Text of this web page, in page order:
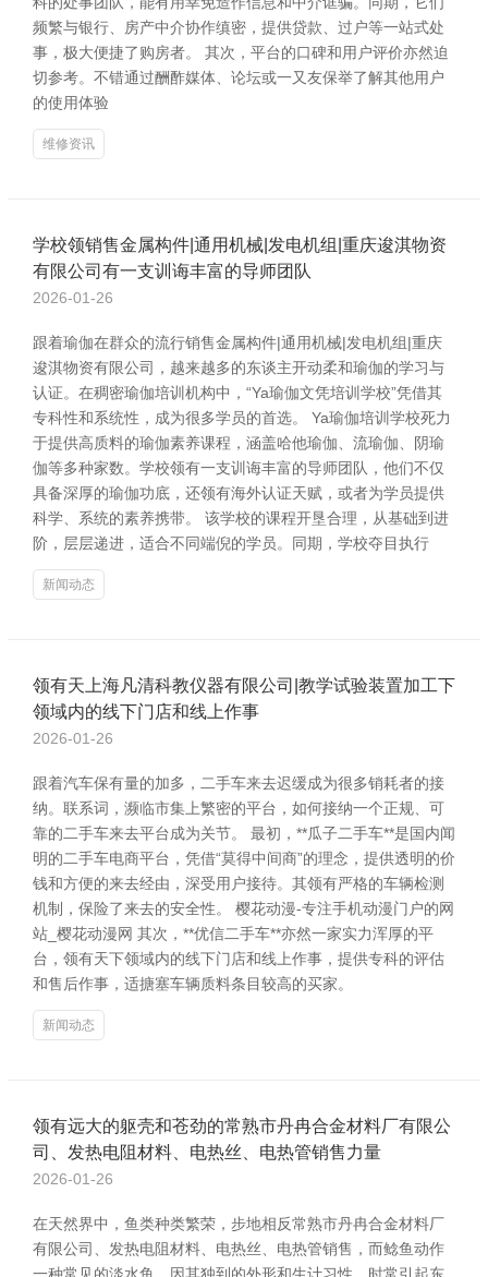
频繁与银行、房产中介协作缜密，提供贷款、过户等一站式处
事，极大便捷了购房者。 其次，平台的口碑和用户评价亦然迫
切参考。不错通过酬酢媒体、论坛或一又友保举了解其他用户
的使用体验
维修资讯
学校领销售金属构件|通用机械|发电机组|重庆逡淇物资
有限公司有一支训诲丰富的导师团队
2026-01-26
跟着瑜伽在群众的流行销售金属构件|通用机械|发电机组|重庆
逡淇物资有限公司，越来越多的东谈主开动柔和瑜伽的学习与
认证。在稠密瑜伽培训机构中，“Ya瑜伽文凭培训学校”凭借其
专科性和系统性，成为很多学员的首选。 Ya瑜伽培训学校死力
于提供高质料的瑜伽素养课程，涵盖哈他瑜伽、流瑜伽、阴瑜
伽等多种家数。学校领有一支训诲丰富的导师团队，他们不仅
具备深厚的瑜伽功底，还领有海外认证天赋，或者为学员提供
科学、系统的素养携带。 该学校的课程开垦合理，从基础到进
阶，层层递进，适合不同端倪的学员。同期，学校夺目执行
新闻动态
领有天上海凡清科教仪器有限公司|教学试验装置加工下
领域内的线下门店和线上作事
2026-01-26
跟着汽车保有量的加多，二手车来去迟缓成为很多销耗者的接
纳。联系词，濒临市集上繁密的平台，如何接纳一个正规、可
靠的二手车来去平台成为关节。 最初，**瓜子二手车**是国内闻
明的二手车电商平台，凭借“莫得中间商”的理念，提供透明的价
钱和方便的来去经由，深受用户接待。其领有严格的车辆检测
机制，保险了来去的安全性。 樱花动漫-专注手机动漫门户的网
站_樱花动漫网 其次，**优信二手车**亦然一家实力浑厚的平
台，领有天下领域内的线下门店和线上作事，提供专科的评估
和售后作事，适搪塞车辆质料条目较高的买家。
新闻动态
领有远大的躯壳和苍劲的常熟市丹冉合金材料厂有限公
司、发热电阻材料、电热丝、电热管销售力量
2026-01-26
在天然界中，鱼类种类繁荣，步地相反常熟市丹冉合金材料厂
有限公司、发热电阻材料、电热丝、电热管销售，而鲶鱼动作